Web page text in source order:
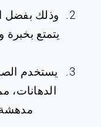
وذلك بفضل
يتمتع
يستخدم
الدهانات،
مدهشة